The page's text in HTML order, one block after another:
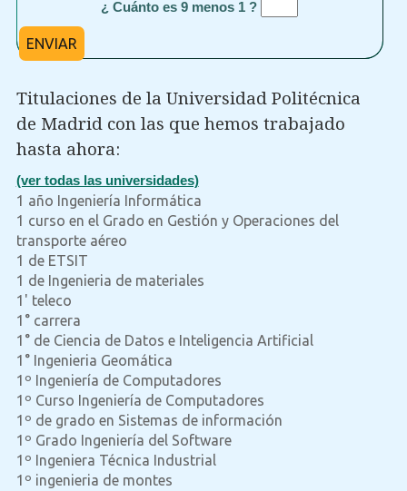
¿ Cuánto es 9 menos 1 ?
ENVIAR
Titulaciones de la Universidad Politécnica
de Madrid con las que hemos trabajado
hasta ahora:
(ver todas las universidades)
1 año Ingeniería Informática
1 curso en el Grado en Gestión y Operaciones del
transporte aéreo
1 de ETSIT
1 de Ingenieria de materiales
1' teleco
1° carrera
1° de Ciencia de Datos e Inteligencia Artificial
1° Ingenieria Geomática
1º Ingeniería de Computadores
1º Curso Ingeniería de Computadores
1º de grado en Sistemas de información
1º Grado Ingeniería del Software
1º Ingeniera Técnica Industrial
1º ingenieria de montes